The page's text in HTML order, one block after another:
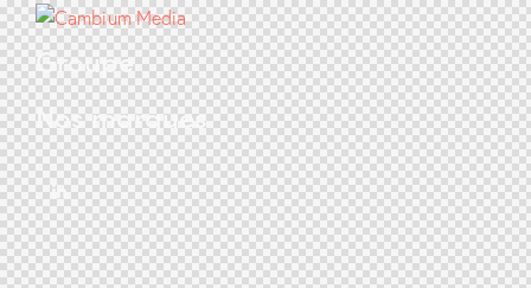
Groupe
Nos marques